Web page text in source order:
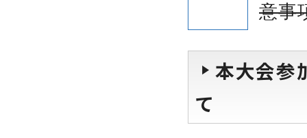
意事
本大会参
て